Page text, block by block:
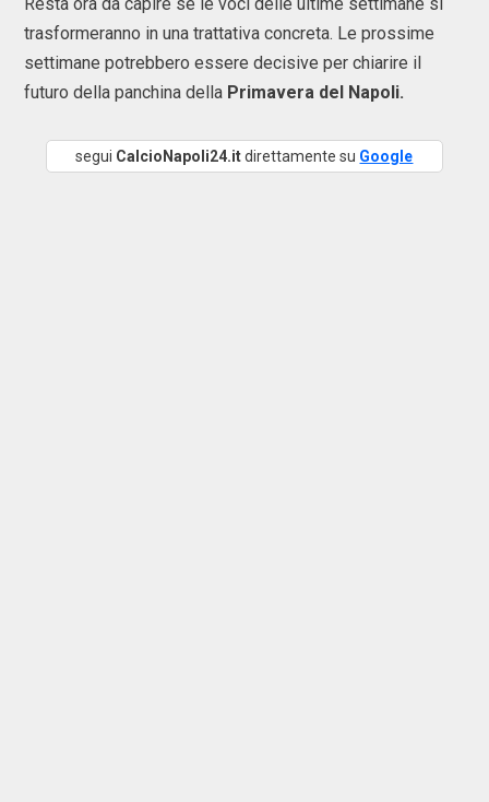
Resta ora da capire se le voci delle ultime settimane si
trasformeranno in una trattativa concreta. Le prossime
settimane potrebbero essere decisive per chiarire il
futuro della panchina della Primavera del Napoli.
segui CalcioNapoli24.itdirettamente su Google